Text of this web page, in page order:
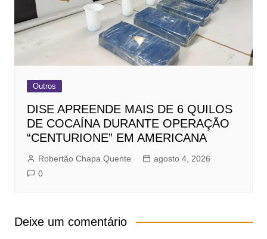
Outros
DISE APREENDE MAIS DE 6 QUILOS
DE COCAÍNA DURANTE OPERAÇÃO
“CENTURIONE” EM AMERICANA
Robertão Chapa Quente
agosto 4, 2026
0
Deixe um comentário